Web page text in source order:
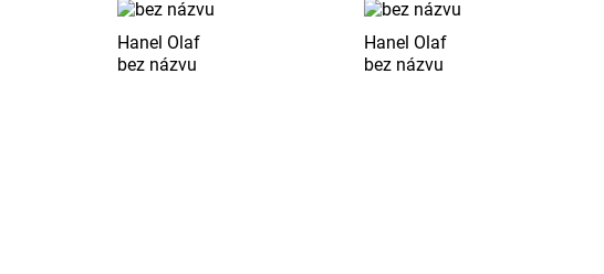
Hanel Olaf
bez názvu
Hanel Olaf
bez názvu